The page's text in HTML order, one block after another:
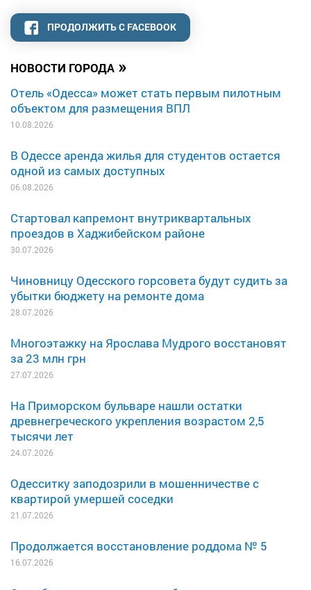
НОВОСТИ ГОРОДА »
Отель «Одесса» может стать первым пилотным
объектом для размещения ВПЛ
10.08.2026
В Одессе аренда жилья для студентов остается
одной из самых доступных
06.08.2026
Стартовал капремонт внутриквартальных
проездов в Хаджибейском районе
30.07.2026
Чиновницу Одесского горсовета будут судить за
убытки бюджету на ремонте дома
28.07.2026
Многоэтажку на Ярослава Мудрого восстановят
за 23 млн грн
27.07.2026
На Приморском бульваре нашли остатки
древнегреческого укрепления возрастом 2,5
тысячи лет
24.07.2026
Одесситку заподозрили в мошенничестве с
квартирой умершей соседки
21.07.2026
Продолжается восстановление роддома № 5
16.07.2026
ПРОДОЛЖИТЬ С FACEBOOK